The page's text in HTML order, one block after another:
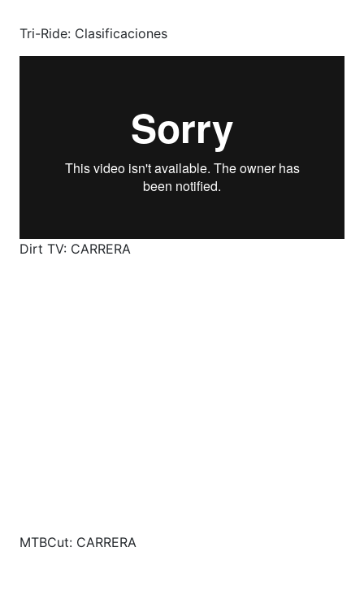
Tri-Ride: Clasificaciones
Dirt TV: CARRERA
MTBCut: CARRERA